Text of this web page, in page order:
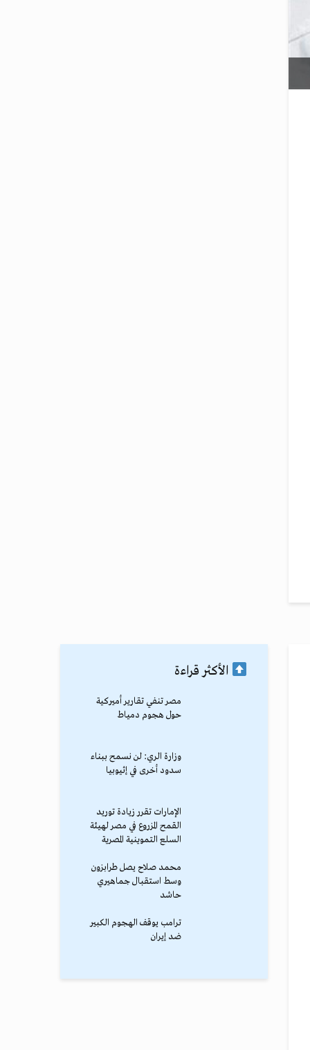
الأكثر قراءة
مصر تنفي تقارير أميركية
حول هجوم دمياط
وزارة الري: لن نسمح ببناء
سدود أخرى في إثيوبيا
الإمارات تقرر زيادة توريد
القمح المزروع في مصر لهيئة
السلع التموينية المصرية
محمد صلاح يصل طرابزون
وسط استقبال جماهيري
حاشد
ترامب يوقف الهجوم الكبير
ضد إيران